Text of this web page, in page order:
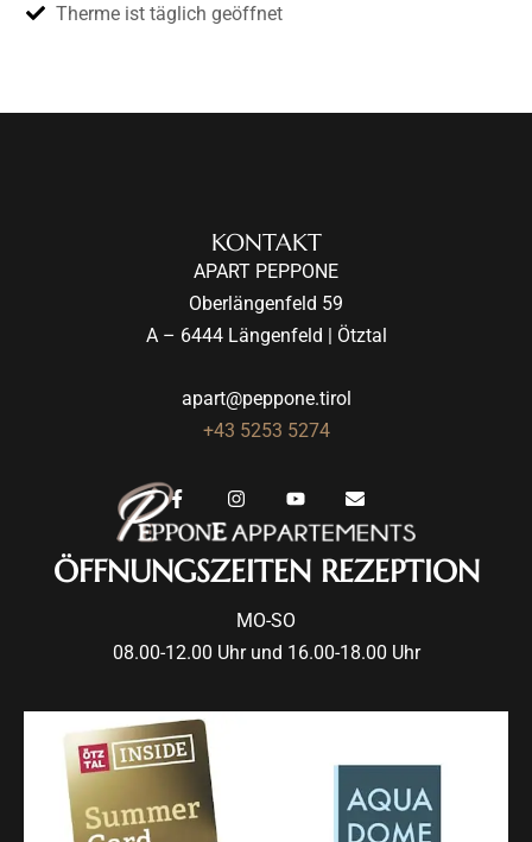
Therme ist täglich geöffnet
KONTAKT
APART PEPPONE
Oberlängenfeld 59
A – 6444 Längenfeld | Ötztal
apart@peppone.tirol
+43 5253 5274
ÖFFNUNGSZEITEN REZEPTION
MO-SO
08.00-12.00 Uhr und 16.00-18.00 Uhr